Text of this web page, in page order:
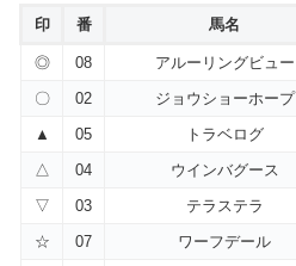
印 番 馬名
◎ 08 アルーリングビュー
〇
02 ジョウショーホープ
▲
05 トラベログ
△
04 ウインバグース
▽
03 テラステラ
☆
07 ワーフデール